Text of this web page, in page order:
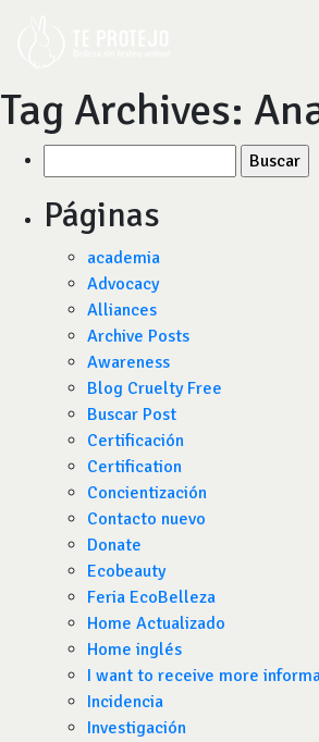
Tag Archives:
por:
Páginas
academia
Advocacy
Alliances
Archive Posts
Awareness
Blog Cruelty Free
Buscar Post
Certificación
Certification
Concientización
Contacto nuevo
Donate
Ecobeauty
Feria EcoBelleza
Home Actualizado
Home inglés
I want to receive more
Incidencia
Investigación